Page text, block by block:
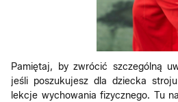
Pamiętaj, by zwrócić szczególną
jeśli poszukujesz dla dziecka
lekcje wychowania fizycznego. Tu